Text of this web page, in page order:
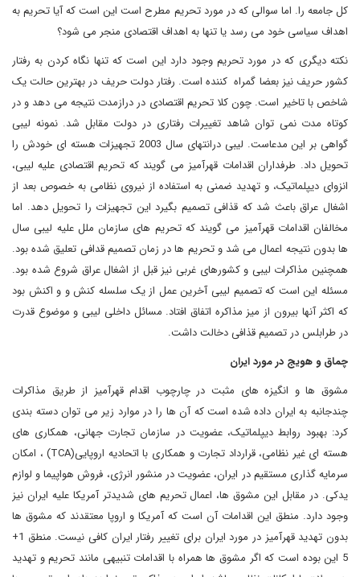
کل جامعه را. اما سوالی که در مورد تحریم مطرح است این است که آیا تحریم به
اهداف سیاسی خود می رسد یا تنها به اهداف اقتصادی منجر می شود؟
نکته دیگری که در مورد تحریم وجود دارد این است که تنها نگاه کردن به رفتار
کشور حریف نیز بعضا گمراه کننده است. رفتار دولت حریف در بهترین حالت یک
شاخص با تاخیر است. چون کلا تحریم اقتصادی در درازمدت نتیجه می دهد و در
کوتاه مدت نمی توان شاهد تغییرات رفتاری در دولت مقابل شد. نمونه لیبی
گواهی بر این مدعاست. لیبی درانتهای سال 2003 تجهیزات هسته ای خودش را
تحویل داد. طرفداران اقدامات قهرآمیز می گویند که تحریم اقتصادی علیه لیبی،
انزوای دیپلماتیک، و تهدید ضمنی به استفاده از نیروی نظامی به خصوص بعد از
اشغال عراق باعث شد که قذافی تصمیم بگیرد این تجهیزات را تحویل دهد. اما
مخالفان اقدامات قهرآمیز می گویند که تحریم های سازمان ملل علیه لیبی سال
ها بدون نتیجه اعمال می شد و تحریم ها در زمان تصمیم قدافی تعلیق شده بود.
همچنین مذاکرات لیبی و کشورهای غربی نیز قبل از اشغال عراق شروع شده بود.
مسئله این است که تصمیم لیبی آخرین عمل از یک سلسله کنش و و اکنش بود
که اکثر آنها بیرون از میز مذاکره اتفاق افتاد. مسائل داخلی لیبی و موضوع قدرت
در طرابلس در تصمیم قذافی دخالت داشت.
چماق و هویج در مورد ایران
مشوق ها و انگیزه های مثبت در چارچوب اقدام قهرآمیز از طریق مذاکرات
چندجانبه به ایران داده شده است که آن ها را در موارد زیر می توان دسته بندی
کرد: بهبود روابط دیپلماتیک، عضویت در سازمان تجارت جهانی، همکاری های
هسته ای غیر نظامی، قرارداد تجارت و همکاری با اتحادیه اروپایی(TCA) ، امکان
سرمایه گذاری مستقیم در ایران، عضویت در منشور انرژی، فروش هواپیما و لوازم
یدکی. در مقابل این مشوق ها، اعمال تحریم های شدیدتر آمریکا علیه ایران نیز
وجود دارد. منطق این اقدامات آن است که آمریکا و اروپا معتقدند که مشوق ها
بدون تهدید قهرآمیز در مورد ایران برای تغییر رفتار ایران کافی نیست. منطق 1+
5 این بوده است که اگر مشوق ها همراه با اقدامات تنبیهی مانند تحریم و تهدید